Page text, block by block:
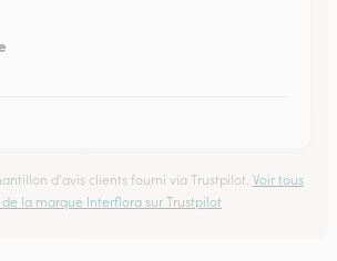
d'avis clients fourni via Trustpilot. Voir tous
de la marque Interflora sur Trustpilot